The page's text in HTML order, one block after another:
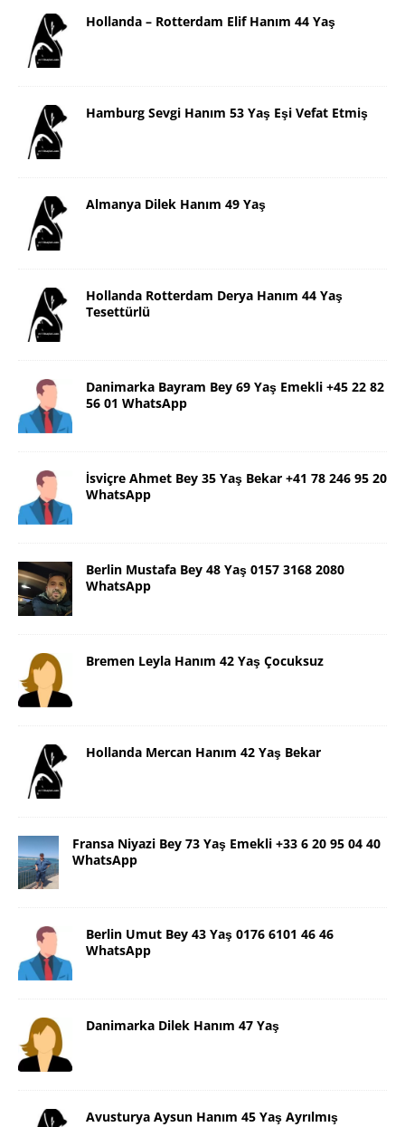
Hollanda – Rotterdam Elif Hanım 44 Yaş
Hamburg Sevgi Hanım 53 Yaş Eşi Vefat Etmiş
Almanya Dilek Hanım 49 Yaş
Hollanda Rotterdam Derya Hanım 44 Yaş
Tesettürlü
Danimarka Bayram Bey 69 Yaş Emekli +45 22 82
56 01 WhatsApp
İsviçre Ahmet Bey 35 Yaş Bekar +41 78 246 95 20
WhatsApp
Berlin Mustafa Bey 48 Yaş 0157 3168 2080
WhatsApp
Bremen Leyla Hanım 42 Yaş Çocuksuz
Hollanda Mercan Hanım 42 Yaş Bekar
Fransa Niyazi Bey 73 Yaş Emekli +33 6 20 95 04 40
WhatsApp
Berlin Umut Bey 43 Yaş 0176 6101 46 46
WhatsApp
Danimarka Dilek Hanım 47 Yaş
Avusturya Aysun Hanım 45 Yaş Ayrılmış